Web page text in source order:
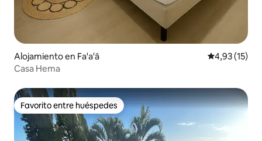
Alojamiento en Fa'a'ā Calificación
4,93 (15)
Casa Hema
Favorito entre huéspedes
Favorito entre huéspedes